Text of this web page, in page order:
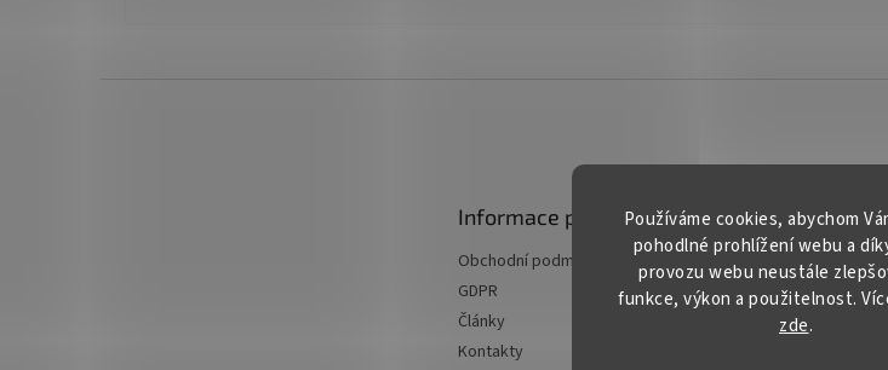
Používáme cookies, abychom
pohodlné prohlížení webu a
provozu webu neustále
funkce, výkon a použitelnost.
zde.
Informace pro vás
Obchodní podmínky
GDPR
Články
Kontakty
Kontakt
prodej@
+420 548 531 294
+420 777 228 328